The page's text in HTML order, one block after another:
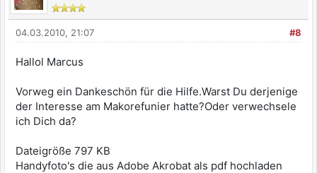
#8
04.03.2010, 21:07
Hallol Marcus
Vorweg ein Dankeschön für die Hilfe.Warst Du derjenige
der Interesse am Makorefunier hatte?Oder verwechsele
ich Dich da?
Dateigröße 797 KB
Handyfoto's die aus Adobe Akrobat als pdf hochladen